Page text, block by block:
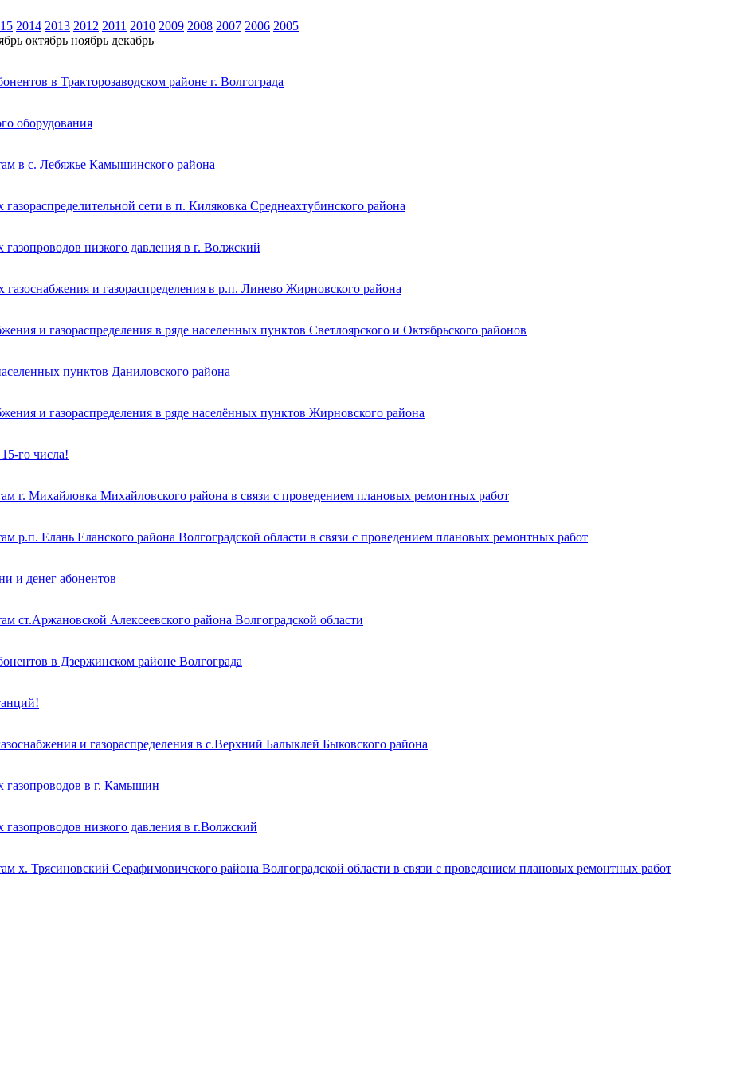
2014 2013 2012 2011 2010 2009 2008 2007 2006 2005
октябрь ноябрь декабрь
в Тракторозаводском районе г. Волгограда
оборудования
в с. Лебяжье Камышинского района
сети в п. Киляковка Среднеахтубинского района
низкого давления в г. Волжский
и газораспределения в р.п. Линево Жирновского района
и газораспределения в ряде населенных пунктов Светлоярского и Октябрьского районов
пунктов Даниловского района
и газораспределения в ряде населённых пунктов Жирновского района
го числа!
г. Михайловка Михайловского района в связи с проведением плановых ремонтных работ
р.п. Елань Еланского района Волгоградской области в связи с проведением плановых ремонтных работ
и денег абонентов
ст.Аржановской Алексеевского района Волгоградской области
в Дзержинском районе Волгограда
и газораспределения в с.Верхний Балыклей Быковского района
газопроводов в г. Камышин
низкого давления в г.Волжский
х. Трясиновский Серафимовичского района Волгоградской области в связи с проведением плановых ремонтных работ